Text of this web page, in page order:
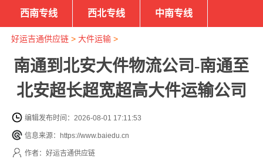
西南专线 西北专线 中南专线
好运吉通供应链> 大件运输>
南通到北安大件物流公司-南通至
北安超长超宽超高大件运输公司
编辑发布时间：2026-08-01 17:11:53
信息来源：https://www.baiedu.cn
作者：好运吉通供应链